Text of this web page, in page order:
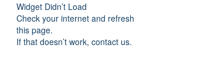
Widget Didn’t Load
Check your internet and refresh
this page.
If that doesn’t work, contact us.